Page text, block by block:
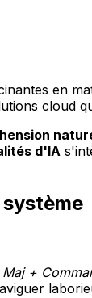
en
cloud
d'IA
Maj +